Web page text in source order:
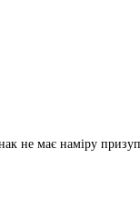
не має наміру